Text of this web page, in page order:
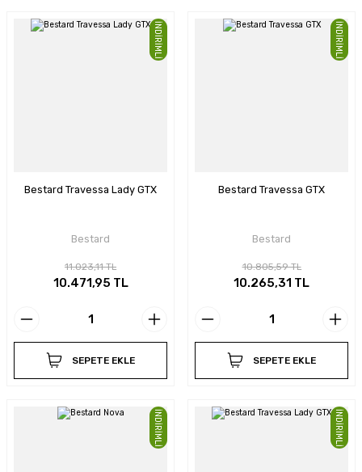
İNDİRİMLİ
Bestard Travessa Lady GTX
Bestard
11.023,11 TL
10.471,95 TL
SEPETE EKLE
İNDİRİMLİ
Bestard Travessa GTX
Bestard
10.805,59 TL
10.265,31 TL
SEPETE EKLE
İNDİRİMLİ İNDİRİMLİ